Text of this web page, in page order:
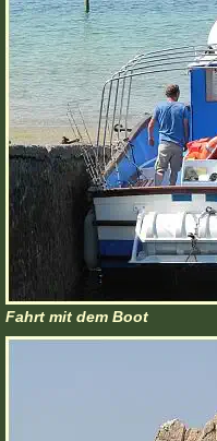
Fahrt mit dem Boot